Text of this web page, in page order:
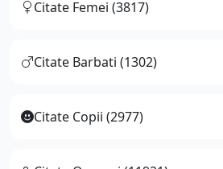
Citate Femei (3817)
Citate Barbati (1302)
Citate Copii (2977)